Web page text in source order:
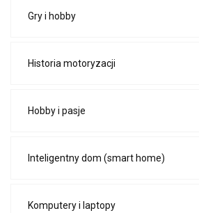
Gry i hobby
Historia motoryzacji
Hobby i pasje
Inteligentny dom (smart home)
Komputery i laptopy